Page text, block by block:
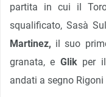
partita in cui il
squalificato, Sasà
Martinez, il suo
granata, e Glik per
andati a segno Rigoni